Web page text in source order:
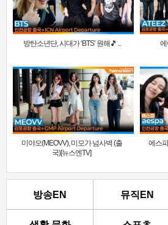
방탄소년단, 시대가 ‘BTS’ 원해🎵 .. 에
미야오(MEOVV), 미모가 넘사벽 (출
국)[뉴스엔TV]
에스
방송EN 뮤직EN